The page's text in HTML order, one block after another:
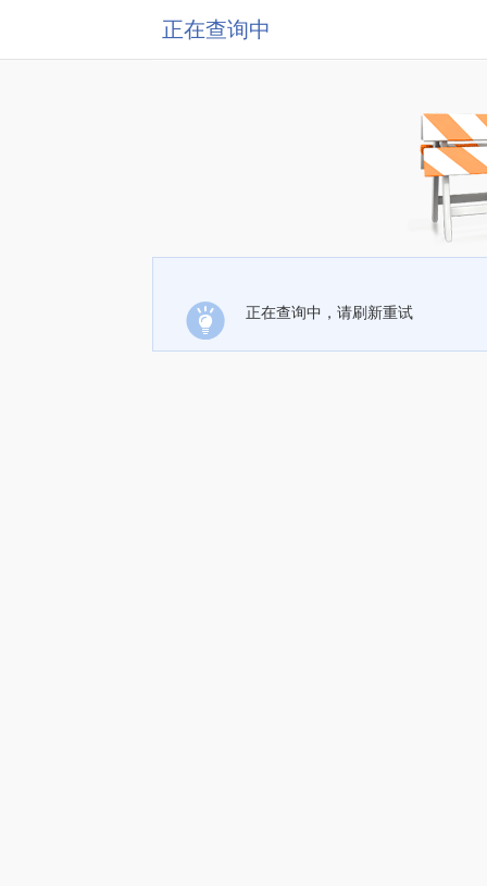
正在查询中
正在查询中，请刷新重试